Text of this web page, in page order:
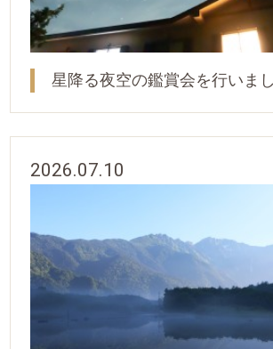
星降る夜空の鑑賞会を行いまし
2026.07.10